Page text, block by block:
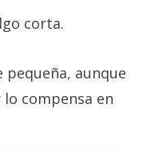
corta.
aunque
compensa en